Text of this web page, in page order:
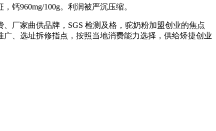
960mg/100g。利润被严沉压缩。
厂家曲供品牌，SGS 检测及格，驼奶粉加盟创业的焦点
、选址拆修指点，按照当地消费能力选择，供给矫捷创业